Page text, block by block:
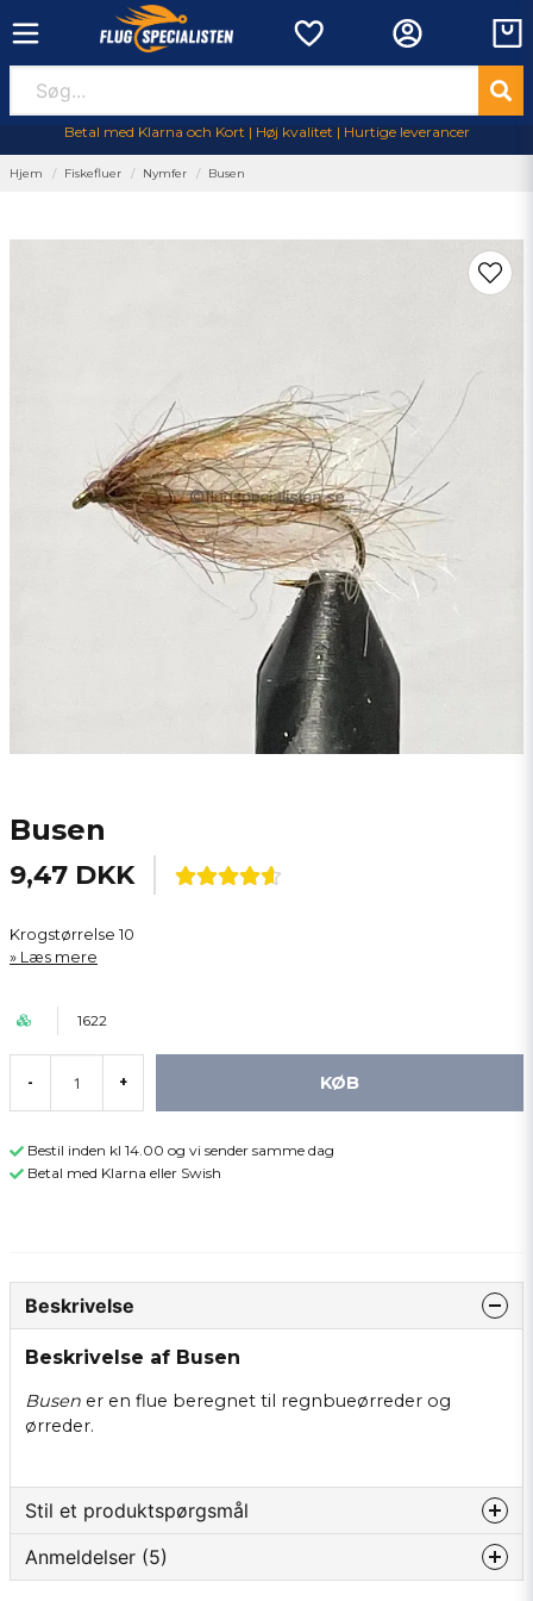
Betal med Klarna och Kort | Høj kvalitet | Hurtige leverancer
Hjem Fiskefluer Nymfer Busen
Busen
9,47 DKK
Krogstørrelse 10
Læs mere
1622
- + KØB
Bestil inden kl 14.00 og vi sender samme dag
Betal med Klarna eller Swish
Beskrivelse
Beskrivelse af Busen
Busen er en flue beregnet til regnbueørreder og
ørreder.
Stil et produktspørgsmål
question
Anmeldelser (5)